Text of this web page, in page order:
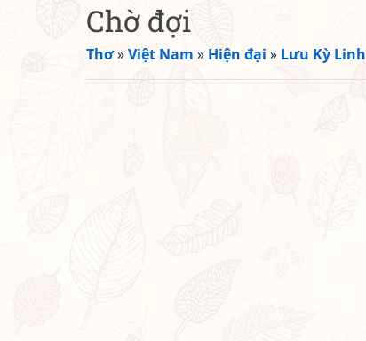
Chờ đợi
Thơ»Việt Nam » Hiện đại » Lưu Kỳ Linh